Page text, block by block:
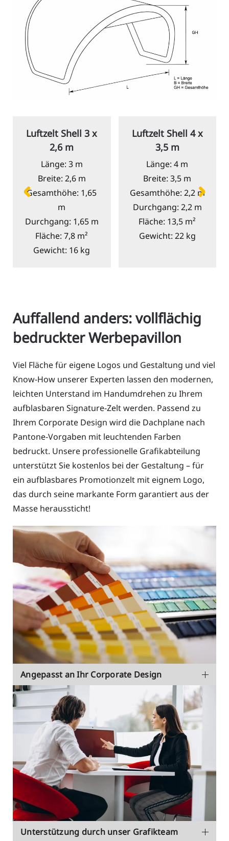
Luftzelt Shell4 x
3,5 m
Länge: 4 m
Breite: 3,5 m
Gesamthöhe: 2,2 m
Durchgang: 2,2 m
Fläche: 13,5 m²
Gewicht: 22 kg
Luftzelt Shell 5 x
4,5 m
Länge: 5 m
Breite: 4,5 m
Gesamthöhe: 2,7 m
Durchgang: 2,7 m
Fläche: 22,5 m²
Gewicht: 28 kg
Auffallend anders: vollflächig
bedruckter Werbepavillon
Viel Fläche für eigene Logos und Gestaltung und viel
Know-How unserer Experten lassen den modernen,
leichten Unterstand im Handumdrehen zu Ihrem
aufblasbaren Signature-Zelt werden. Passend zu
Ihrem Corporate Design wird die Dachplane nach
Pantone-Vorgaben mit leuchtenden Farben
bedruckt. Unsere professionelle Grafikabteilung
unterstützt Sie kostenlos bei der Gestaltung – für
ein aufblasbares Promotionzelt mit eignem Logo,
das durch seine markante Form garantiert aus der
Masse heraussticht!
Angepasst an Ihr Corporate Design
Unterstützung durch unser Grafikteam